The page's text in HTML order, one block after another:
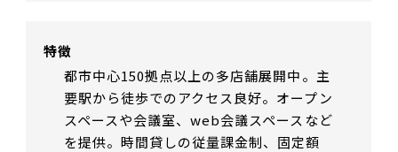
特徴
都市中心150拠点以上の多店舗展開中。主
要駅から徒歩でのアクセス良好。オープン
スペースや会議室、web会議スペースなど
を提供。時間貸しの従量課金制、固定額